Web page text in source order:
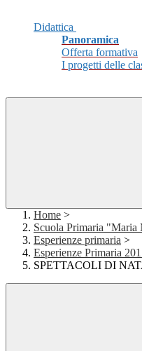
Didattica
Panoramica
Offerta formativa
I progetti delle
Home >
Scuola Primaria "Maria
Esperienze primaria >
Esperienze Primaria
SPETTACOLI DI